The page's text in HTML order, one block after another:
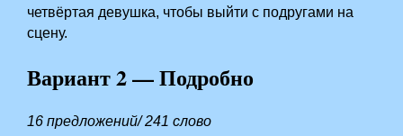
четвёртая девушка, чтобы выйти с подругами на
сцену.
Вариант 2 — Подробно
16 предложений/ 241 слово